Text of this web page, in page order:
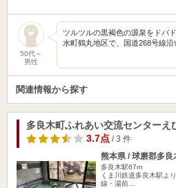
50代～
男性
ツルツルの黒褐色の源泉をドバ
水町鶴丸地区で、国道268号線
関連情報から探す
多良木町ふれあい交流センターえ
3.7点/ 3 件
熊本県 / 球磨郡多良
多良木駅67m
くま川鉄道多良木駅よ
線・湯前…